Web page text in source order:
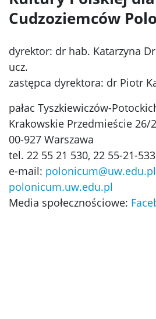
Cudzoziemców
dyrektor: dr hab. Katarzyna
ucz.
zastępca dyrektora: dr Piotr
pałac Tyszkiewiczów-
Krakowskie Przedmieście 26/
00-927 Warszawa
tel. 22 55 21 530, 22 55-21-533
e-mail: polonicum@uw.edu.pl
polonicum.uw.edu.pl
Media społecznościowe: